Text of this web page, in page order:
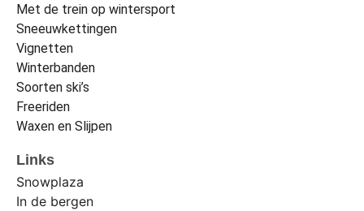
Met de trein op wintersport
Sneeuwkettingen
Vignetten
Winterbanden
Soorten ski’s
Freeriden
Waxen en Slijpen
Links
Snowplaza
In de bergen